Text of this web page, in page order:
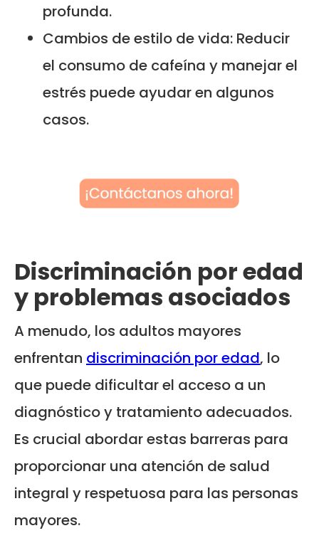
profunda.
Cambios de estilo de vida: Reducir
el consumo de cafeína y manejar el
estrés puede ayudar en algunos
casos.
Discriminación por edad
y problemas asociados
A menudo, los adultos mayores
enfrentan discriminación por edad, lo
que puede dificultar el acceso a un
diagnóstico y tratamiento adecuados.
Es crucial abordar estas barreras para
proporcionar una atención de salud
integral y respetuosa para las personas
mayores.